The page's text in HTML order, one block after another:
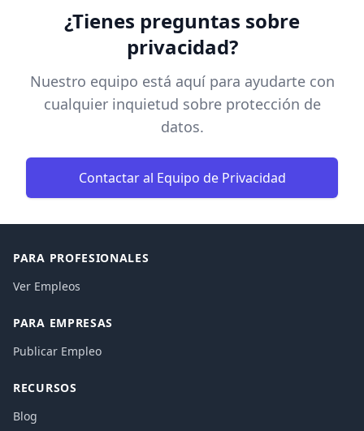
¿Tienes preguntas sobre
privacidad?
Nuestro equipo está aquí para ayudarte con
cualquier inquietud sobre protección de
datos.
Contactar al Equipo de Privacidad
PARA PROFESIONALES
Ver Empleos
PARA EMPRESAS
Publicar Empleo
RECURSOS
Blog